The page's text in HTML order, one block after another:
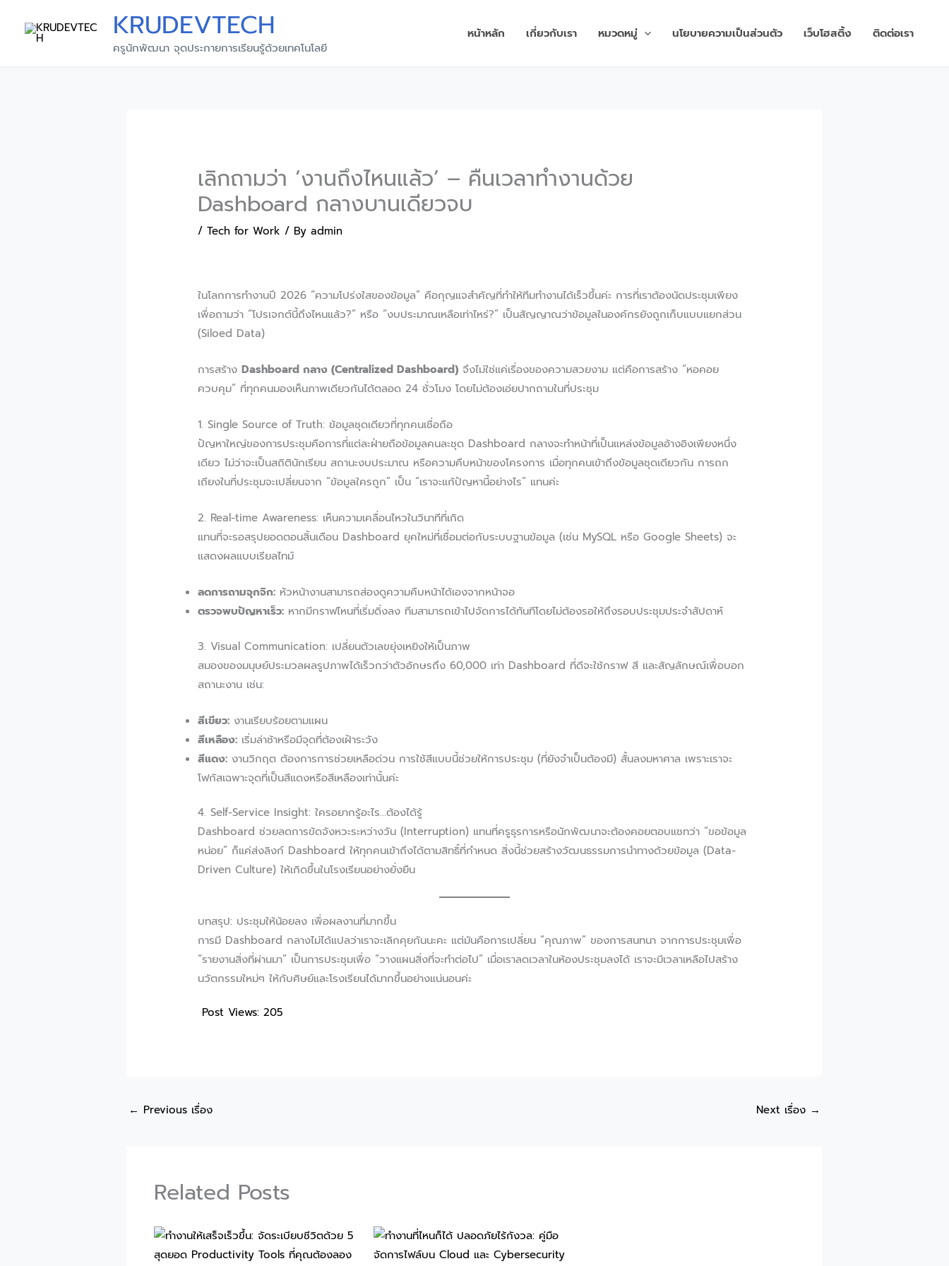
content
KRUDEVTECH
ครูนักพัฒนา จุดประกายการเรียนรู้ด้วยเทคโนโลยี
หน้าหลัก เกี่ยวกับเรา หมวดหมู่ นโยบายความเป็นส่วนตัว เว็บโฮสติ้ง ติดต่อเรา
เลิกถามว่า ‘งานถึงไหนแล้ว’ – คืนเวลาทำงานด้วย
Dashboard กลางบานเดียวจบ
/Tech for Work / Byadmin
ในโลกการทำงานปี 2026 “ความโปร่งใสของข้อมูล” คือกุญแจสำคัญที่ทำให้ทีมทำงานได้เร็วขึ้นค่ะ การที่เราต้องนัดประชุมเพียง
เพื่อถามว่า “โปรเจกต์นี้ถึงไหนแล้ว?” หรือ “งบประมาณเหลือเท่าไหร่?” เป็นสัญญาณว่าข้อมูลในองค์กรยังถูกเก็บแบบแยกส่วน
(Siloed Data)
การสร้างDashboard กลาง (Centralized Dashboard) จึงไม่ใช่แค่เรื่องของความสวยงาม แต่คือการสร้าง “หอคอย
ควบคุม” ที่ทุกคนมองเห็นภาพเดียวกันได้ตลอด 24 ชั่วโมง โดยไม่ต้องเอ่ยปากถามในที่ประชุม
1. Single Source of Truth: ข้อมูลชุดเดียวที่ทุกคนเชื่อถือ
ปัญหาใหญ่ของการประชุมคือการที่แต่ละฝ่ายถือข้อมูลคนละชุด Dashboard กลางจะทำหน้าที่เป็นแหล่งข้อมูลอ้างอิงเพียงหนึ่ง
เดียว ไม่ว่าจะเป็นสถิตินักเรียน สถานะงบประมาณ หรือความคืบหน้าของโครงการ เมื่อทุกคนเข้าถึงข้อมูลชุดเดียวกัน การถก
เถียงในที่ประชุมจะเปลี่ยนจาก “ข้อมูลใครถูก” เป็น “เราจะแก้ปัญหานี้อย่างไร” แทนค่ะ
2. Real-time Awareness: เห็นความเคลื่อนไหวในวินาทีที่เกิด
แทนที่จะรอสรุปยอดตอนสิ้นเดือน Dashboard ยุคใหม่ที่เชื่อมต่อกับระบบฐานข้อมูล (เช่น MySQL หรือ Google Sheets) จะ
แสดงผลแบบเรียลไทม์
ลดการถามจุกจิก: หัวหน้างานสามารถส่องดูความคืบหน้าได้เองจากหน้าจอ
ตรวจพบปัญหาเร็ว: หากมีกราฟไหนที่เริ่มดิ่งลง ทีมสามารถเข้าไปจัดการได้ทันทีโดยไม่ต้องรอให้ถึงรอบประชุมประจำสัปดาห์
3. Visual Communication: เปลี่ยนตัวเลขยุ่งเหยิงให้เป็นภาพ
สมองของมนุษย์ประมวลผลรูปภาพได้เร็วกว่าตัวอักษรถึง 60,000 เท่า Dashboard ที่ดีจะใช้กราฟ สี และสัญลักษณ์เพื่อบอก
สถานะงาน เช่น:
สีเขียว: งานเรียบร้อยตามแผน
สีเหลือง: เริ่มล่าช้าหรือมีจุดที่ต้องเฝ้าระวัง
สีแดง: งานวิกฤต ต้องการการช่วยเหลือด่วน การใช้สีแบบนี้ช่วยให้การประชุม (ที่ยังจำเป็นต้องมี) สั้นลงมหาศาล เพราะเราจะ
โฟกัสเฉพาะจุดที่เป็นสีแดงหรือสีเหลืองเท่านั้นค่ะ
4. Self-Service Insight: ใครอยากรู้อะไร…ต้องได้รู้
Dashboard ช่วยลดการขัดจังหวะระหว่างวัน (Interruption) แทนที่ครูธุรการหรือนักพัฒนาจะต้องคอยตอบแชทว่า “ขอข้อมูล
หน่อย” ก็แค่ส่งลิงก์ Dashboard ให้ทุกคนเข้าถึงได้ตามสิทธิ์ที่กำหนด สิ่งนี้ช่วยสร้างวัฒนธรรมการนำทางด้วยข้อมูล (Data-
Driven Culture) ให้เกิดขึ้นในโรงเรียนอย่างยั่งยืน
บทสรุป: ประชุมให้น้อยลง เพื่อผลงานที่มากขึ้น
การมี Dashboard กลางไม่ได้แปลว่าเราจะเลิกคุยกันนะคะ แต่มันคือการเปลี่ยน “คุณภาพ” ของการสนทนา จากการประชุมเพื่อ
“รายงานสิ่งที่ผ่านมา” เป็นการประชุมเพื่อ “วางแผนสิ่งที่จะทำต่อไป” เมื่อเราลดเวลาในห้องประชุมลงได้ เราจะมีเวลาเหลือไปสร้าง
นวัตกรรมใหม่ๆ ให้กับศิษย์และโรงเรียนได้มากขึ้นอย่างแน่นอนค่ะ
Post Views: 205
← Previous เรื่อง Next เรื่อง →
Related Posts